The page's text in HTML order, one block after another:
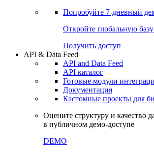
Попробуйте 7-дневный
Откройте глобальную
Получить доступ
API & Data Feed
API and Data Feed
API каталог
Готовые модули
Документация
Кастомные проекты для
Оцените структуру и качество
в публичном демо-доступе
DEMO